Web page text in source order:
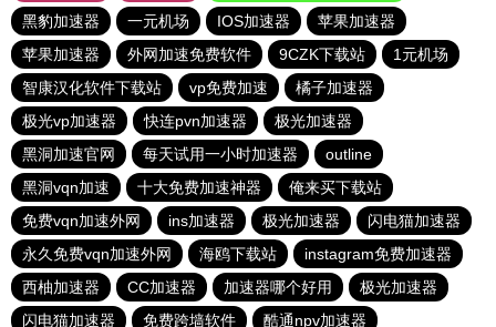
黑豹加速器
一元机场 IOS加速器
苹果加速器
苹果加速器
外网加速免费软件 9CZK下载站
1元机场
智康汉化软件下载站
vp免费加速
橘子加速器
极光vp加速器
快连pvn加速器
极光加速器
黑洞加速官网
每天试用一小时加速器
outline
黑洞vqn加速
十大免费加速神器
俺来买下载站
免费vqn加速外网
ins加速器 极光加速器
闪电猫加速器
永久免费vqn加速外网
海鸥下载站
instagram免费加速器
西柚加速器
CC加速器 加速器哪个好用
极光加速器
闪电猫加速器
免费跨墙软件 酷通npv加速器